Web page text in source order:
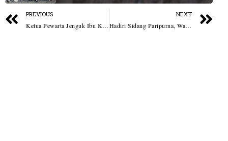
PREVIOUS
Ketua Pewarta Jenguk Ibu Kandung Ketua PAC PP Medan Area di RS Haji Medan
NEXT
Hadiri Sidang Paripurna, Wabup Labuhanbatu Sampaikan LKPJ TA. 2022